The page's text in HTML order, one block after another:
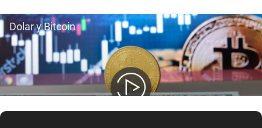
Clima
Mundial 2026
Eventos Corporativos
El Cronista Studio
Mediakit